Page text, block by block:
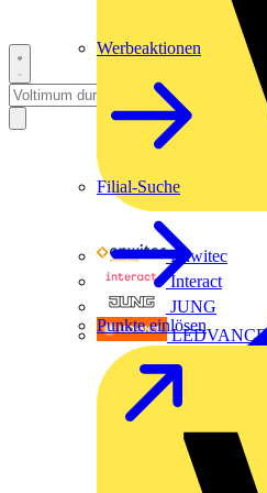
Enwitec
Interact
JUNG
LEDVANCE
Werbeaktionen
Filial-Suche
Punkte einlösen